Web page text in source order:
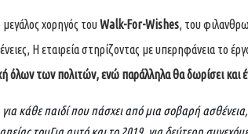
χορηγός τουWalk-For-Wishes, του
Η εταιρεία στηρίζοντας με υπερηφάνεια το
όλων των πολιτών, ενώ παράλληλα θα δωρίσει και
κάθε παιδί που πάσχει από μια σοβαρή